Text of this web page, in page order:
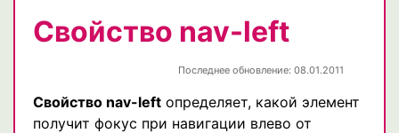
Свойство nav-left
Последнее обновление: 08.01.2011
Свойство nav-left определяет, какой элемент
получит фокус при навигации влево от